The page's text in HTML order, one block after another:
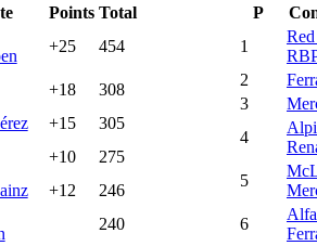
Points Total
+25 454
+18
308
+15
305
+10
275
+12
246
240
P
1
2
3
4
5
6